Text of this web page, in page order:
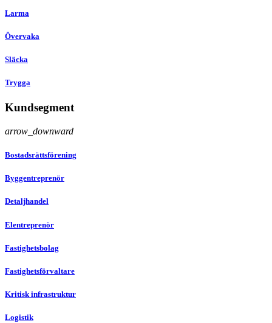
Larma
Övervaka
Släcka
Trygga
Kundsegment
arrow_downward
Bostadsrättsförening
Byggentreprenör
Detaljhandel
Elentreprenör
Fastighetsbolag
Fastighetsförvaltare
Kritisk infrastruktur
Logistik